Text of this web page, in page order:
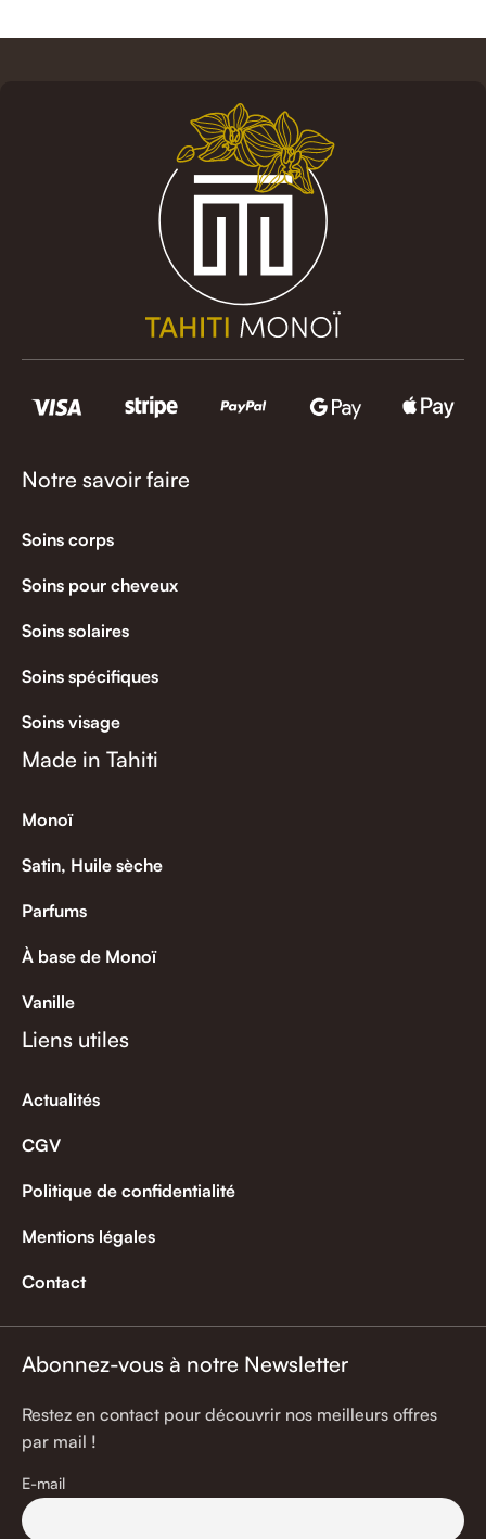
Notre savoir faire
Soins corps
Soins pour cheveux
Soins solaires
Soins spécifiques
Soins visage
Made in Tahiti
Monoï
Satin, Huile sèche
Parfums
À base de Monoï
Vanille
Liens utiles
Actualités
CGV
Politique de confidentialité
Mentions légales
Contact
Abonnez-vous à notre Newsletter
Restez en contact pour découvrir nos meilleurs offres
par mail !
E-mail